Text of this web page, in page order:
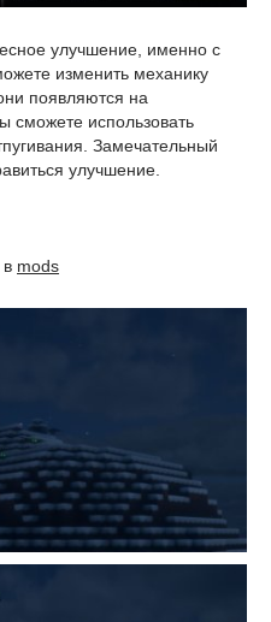
улучшение, именно с
изменить механику
появляются на
сможете использовать
Замечательный
улучшение.
mods